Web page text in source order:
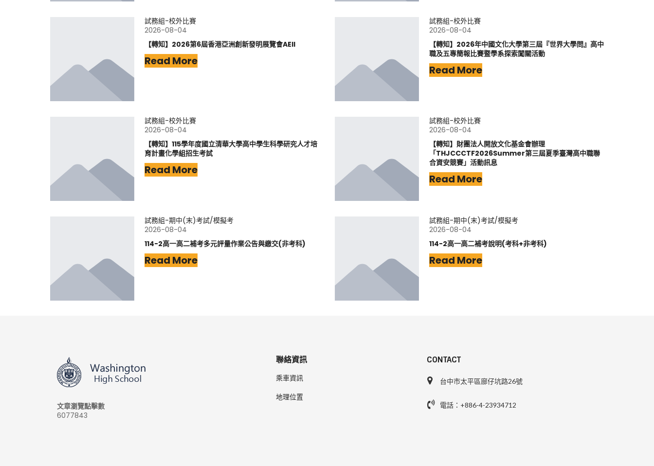
試務組-校外比賽
2026-08-04
【轉知】2026第6屆香港亞洲創新發明展覽會AEII
Read More
試務組-校外比賽
2026-08-04
【轉知】2026年中國文化大學第三屆『世界大學問』高中
職及五專簡報比賽暨學系探索闖關活動
Read More
試務組-校外比賽
2026-08-04
【轉知】115學年度國立清華大學高中學生科學研究人才培
育計畫化學組招生考試
Read More
試務組-校外比賽
2026-08-04
【轉知】財團法人開放文化基金會辦理
「THJCCCTF2026Summer第三屆夏季臺灣高中職聯
合資安競賽」活動訊息
Read More
試務組-期中(末)考試/模擬考
2026-08-04
114-2高一高二補考多元評量作業公告與繳交(非考科)
Read More
試務組-期中(末)考試/模擬考
2026-08-04
114-2高一高二補考說明(考科+非考科)
Read More
文章瀏覽點擊數
6077843
聯絡資訊
乘車資訊
地理位置
CONTACT
台中市太平區廍仔坑路26號
電話：+886-4-23934712